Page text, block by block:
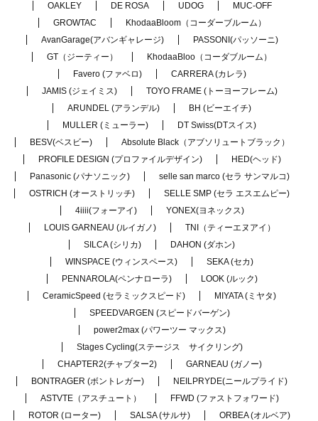
OAKLEY DE ROSA UDOG
MUC-OFF
GROWTAC
KhodaaBloom（コーダーブルーム）
AvanGarage(アバンギャレージ)
PASSONI(パッソーニ)
GT（ジーティー）
KhodaaBloo（コーダブルーム）
Favero (ファベロ)
CARRERA (カレラ)
JAMIS (ジェイミス)
TOYO FRAME (トーヨーフレーム)
ARUNDEL (アランデル)
BH (ビーエイチ)
MULLER (ミューラー)
DT Swiss(DTスイス)
BESV(ベスビー)
Absolute Black（アブソリュートブラック）
PROFILE DESIGN (プロファイルデザイン)
HED(ヘッド)
Panasonic (パナソニック)
selle san marco (セラ サンマルコ)
OSTRICH (オーストリッチ)
SELLE SMP (セラ エスエムピー)
4iiii(フォーアイ)
YONEX(ヨネックス)
LOUIS GARNEAU (ルイガノ)
TNI（ティーエヌアイ）
SILCA (シリカ)
DAHON (ダホン)
WINSPACE (ウィンスペース)
SEKA (セカ)
PENNAROLA(ペンナローラ)
LOOK (ルック)
CeramicSpeed (セラミックスピード)
MIYATA (ミヤタ)
SPEEDVARGEN (スピードバーゲン)
power2max (パワーツー マックス)
Stages Cycling(ステージス サイクリング)
CHAPTER2(チャプター2)
GARNEAU (ガノー)
BONTRAGER (ボントレガー)
NEILPRYDE(ニールプライド)
ASTVTE（アスチュート）
FFWD (ファストフォワード)
ROTOR (ローター)
SALSA (サルサ)
ORBEA (オルベア)